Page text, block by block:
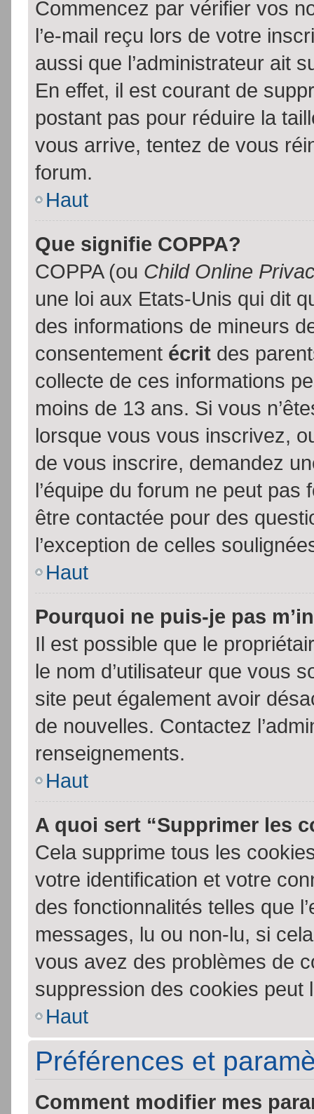
Commencez par vérifier vos
l’e-mail reçu lors de votre
aussi que l’administrateur ait
En effet, il est courant de
postant pas pour réduire la
vous arrive, tentez de vous
forum.
Haut
Que signifie COPPA?
COPPA (ou Child Online
une loi aux Etats-Unis qui dit
des informations de mineurs
consentement écrit des
collecte de ces informations
moins de 13 ans. Si vous
lorsque vous vous inscrivez,
de vous inscrire, demandez
l’équipe du forum ne peut
être contactée pour des
l’exception de celles
Haut
Pourquoi ne puis-je pas
Il est possible que le
le nom d’utilisateur que vous
site peut également avoir
de nouvelles. Contactez
renseignements.
Haut
A quoi sert “Supprimer les
Cela supprime tous les
votre identification et votre
des fonctionnalités telles que
messages, lu ou non-lu, si
vous avez des problèmes de
suppression des cookies peut
Haut
Préférences et
Comment modifier mes